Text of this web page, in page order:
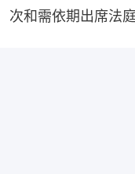
次和需依期出席法